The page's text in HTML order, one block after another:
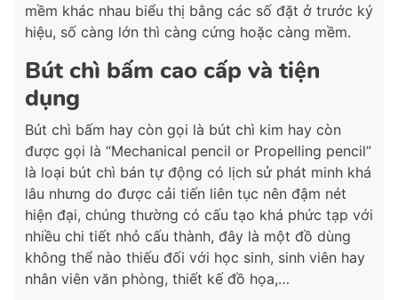
mềm khác nhau biểu thị bằng các số đặt ở trước ký
hiệu, số càng lớn thì càng cứng hoặc càng mềm.
Bút chì bấm cao cấp và tiện
dụng
Bút chì bấm hay còn gọi là bút chì kim hay còn
được gọi là “Mechanical pencil or Propelling pencil”
là loại bút chì bán tự động có lịch sử phát minh khá
lâu nhưng do được cải tiến liên tục nên đậm nét
hiện đại, chúng thường có cấu tạo khá phức tạp với
nhiều chi tiết nhỏ cấu thành, đây là một đồ dùng
không thể nào thiếu đối với học sinh, sinh viên hay
nhân viên văn phòng, thiết kế đồ họa,…